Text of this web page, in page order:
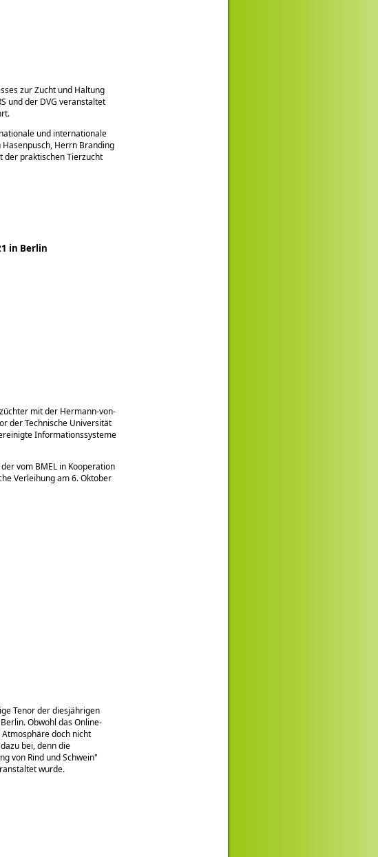
zur Zucht und Haltung
und der DVG veranstaltet
und internationale
Herrn Branding
der praktischen Tierzucht
in Berlin
mit der Hermann-von-
der Technische Universität
Informationssysteme
der vom BMEL in Kooperation
Verleihung am 6. Oktober
Tenor der diesjährigen
Obwohl das Online-
doch nicht
bei, denn die
von Rind und Schwein
wurde.